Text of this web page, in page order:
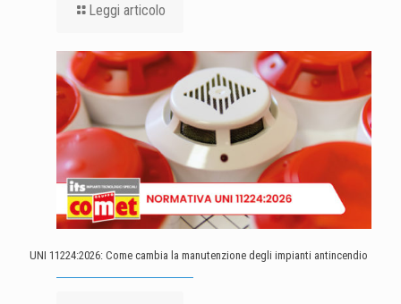
Leggi articolo
UNI 11224:2026: Come cambia la manutenzione degli impianti antincendio